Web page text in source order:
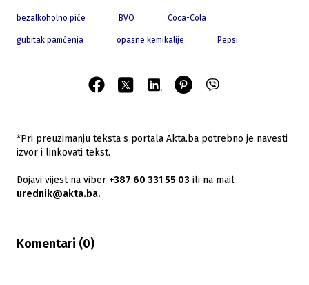
bezalkoholno piće BVO Coca-Cola
gubitak pamćenja opasne kemikalije Pepsi
*Pri preuzimanju teksta s portala Akta.ba potrebno je navesti
izvor i linkovati tekst.
Dojavi vijest na viber +387 60 331 55 03 ili na mail
urednik@akta.ba.
Komentari (0)